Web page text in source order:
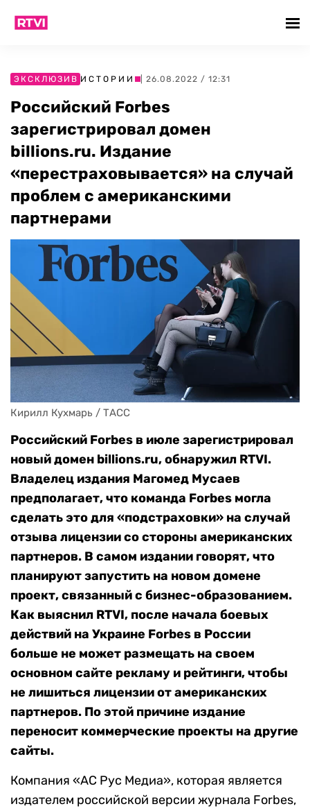
ЭКСКЛЮЗИВ ИСТОРИИ | 26.08.2022 / 12:31
Российский Forbes
зарегистрировал домен
billions.ru. Издание
«перестраховывается» на случай
проблем с американскими
партнерами
Кирилл Кухмарь / ТАСС
Российский Forbes в июле зарегистрировал
новый домен billions.ru, обнаружил RTVI.
Владелец издания Магомед Мусаев
предполагает, что команда Forbes могла
сделать это для «подстраховки» на случай
отзыва лицензии со стороны американских
партнеров. В самом издании говорят, что
планируют запустить на новом домене
проект, связанный с бизнес-образованием.
Как выяснил RTVI, после начала боевых
действий на Украине Forbes в России
больше не может размещать на своем
основном сайте рекламу и рейтинги, чтобы
не лишиться лицензии от американских
партнеров. По этой причине издание
переносит коммерческие проекты на другие
сайты.
Компания «АС Рус Медиа», которая является
издателем российской версии журнала Forbes,